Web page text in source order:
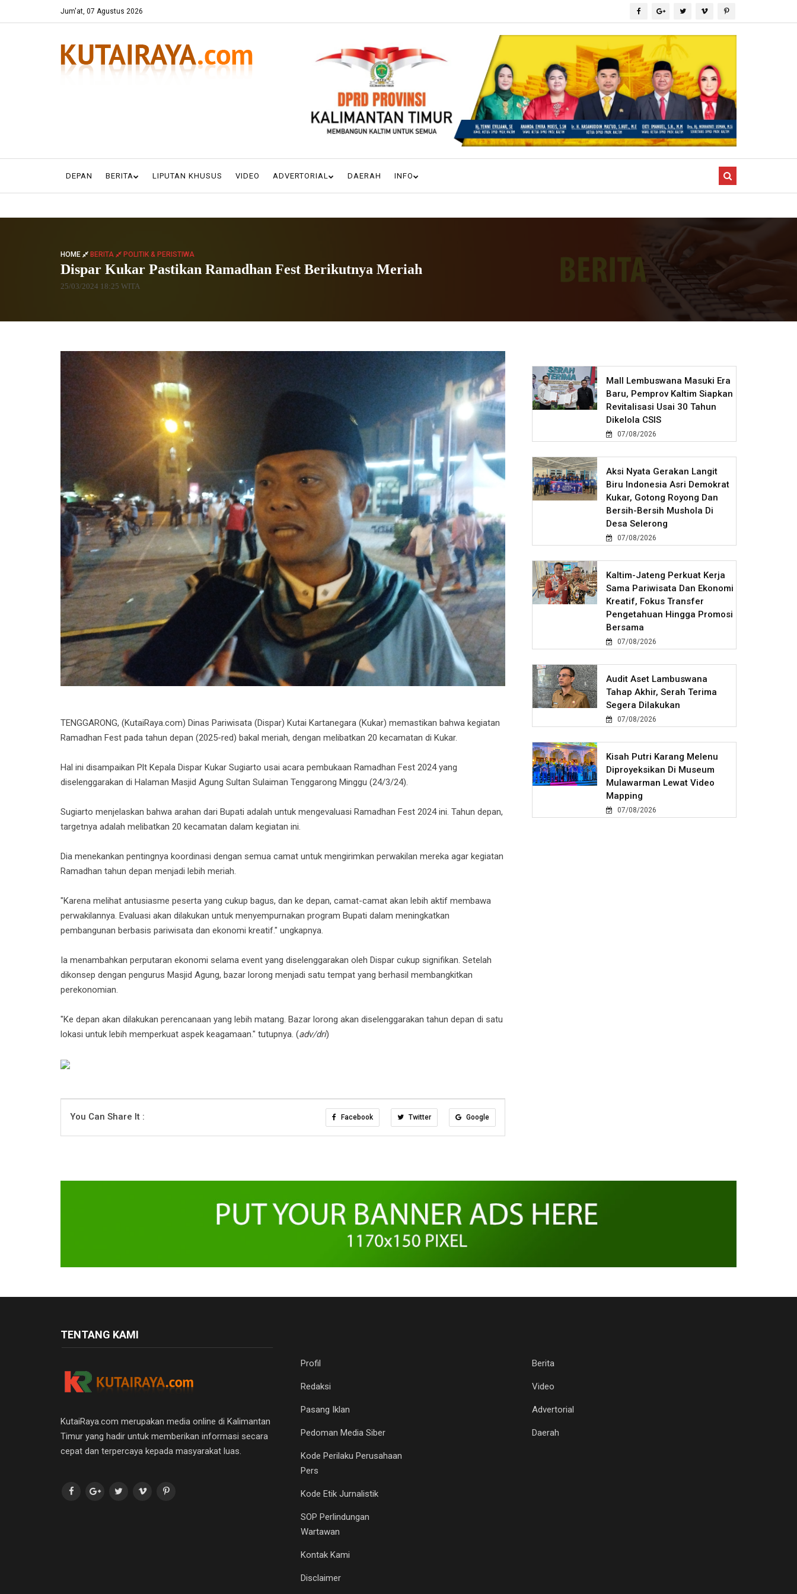
Jum'at, 07 Agustus 2026
DEPAN BERITA LIPUTAN KHUSUS VIDEO ADVERTORIAL DAERAH INFO
HOME BERITA POLITIK & PERISTIWA
Dispar Kukar Pastikan Ramadhan Fest Berikutnya Meriah
25/03/2024 18:25 WITA
TENGGARONG, (KutaiRaya.com) Dinas Pariwisata (Dispar) Kutai Kartanegara (Kukar) memastikan bahwa kegiatan
Ramadhan Fest pada tahun depan (2025-red) bakal meriah, dengan melibatkan 20 kecamatan di Kukar.
Hal ini disampaikan Plt Kepala Dispar Kukar Sugiarto usai acara pembukaan Ramadhan Fest 2024 yang
diselenggarakan di Halaman Masjid Agung Sultan Sulaiman Tenggarong Minggu (24/3/24).
Sugiarto menjelaskan bahwa arahan dari Bupati adalah untuk mengevaluasi Ramadhan Fest 2024 ini. Tahun depan,
targetnya adalah melibatkan 20 kecamatan dalam kegiatan ini.
Dia menekankan pentingnya koordinasi dengan semua camat untuk mengirimkan perwakilan mereka agar kegiatan
Ramadhan tahun depan menjadi lebih meriah.
"Karena melihat antusiasme peserta yang cukup bagus, dan ke depan, camat-camat akan lebih aktif membawa
perwakilannya. Evaluasi akan dilakukan untuk menyempurnakan program Bupati dalam meningkatkan
pembangunan berbasis pariwisata dan ekonomi kreatif." ungkapnya.
Ia menambahkan perputaran ekonomi selama event yang diselenggarakan oleh Dispar cukup signifikan. Setelah
dikonsep dengan pengurus Masjid Agung, bazar lorong menjadi satu tempat yang berhasil membangkitkan
perekonomian.
"Ke depan akan dilakukan perencanaan yang lebih matang. Bazar lorong akan diselenggarakan tahun depan di satu
lokasi untuk lebih memperkuat aspek keagamaan." tutupnya. (adv/dri)
You Can Share It : Facebook Twitter Google
Mall Lembuswana Masuki Era
Baru, Pemprov Kaltim Siapkan
Revitalisasi Usai 30 Tahun
Dikelola CSIS
07/08/2026
Aksi Nyata Gerakan Langit
Biru Indonesia Asri Demokrat
Kukar, Gotong Royong Dan
Bersih-Bersih Mushola Di
Desa Selerong
07/08/2026
Kaltim-Jateng Perkuat Kerja
Sama Pariwisata Dan Ekonomi
Kreatif, Fokus Transfer
Pengetahuan Hingga Promosi
Bersama
07/08/2026
Audit Aset Lambuswana
Tahap Akhir, Serah Terima
Segera Dilakukan
07/08/2026
Kisah Putri Karang Melenu
Diproyeksikan Di Museum
Mulawarman Lewat Video
Mapping
07/08/2026
TENTANG KAMI
KutaiRaya.com merupakan media online di Kalimantan
Timur yang hadir untuk memberikan informasi secara
cepat dan terpercaya kepada masyarakat luas.
Profil
Redaksi
Pasang Iklan
Pedoman Media Siber
Kode Perilaku Perusahaan
Pers
Kode Etik Jurnalistik
SOP Perlindungan
Wartawan
Kontak Kami
Disclaimer
Berita
Video
Advertorial
Daerah